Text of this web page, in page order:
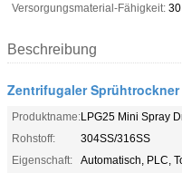
Versorgungsmaterial-Fähigkeit: 30
Beschreibung
Zentrifugaler Sprühtrockner
Produktname:LPG25 Mini Spray
Rohstoff:
304SS/316SS
Eigenschaft:
Automatisch, PLC,